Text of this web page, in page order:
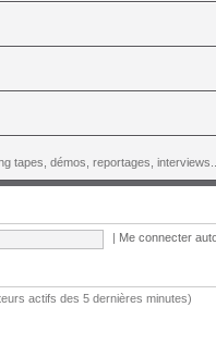
tapes, démos, reportages, interviews...
Me connecter
actifs des 5 dernières minutes)